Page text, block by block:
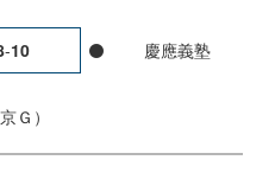
-10 慶應義塾
Ｇ